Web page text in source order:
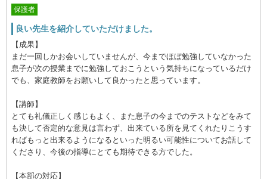
保護者
良い先生を紹介していただけました。
【成果】
まだ一回しかお会いしていませんが、今までほぼ勉強していなかった
息子が次の授業までに勉強しておこうという気持ちになっているだけ
でも、家庭教師をお願いして良かったと思っています。
【講師】
とても礼儀正しく感じもよく、また息子の今までのテストなどをみて
も決して否定的な意見は言わず、出来ている所を見てくれたりこうす
ればもっと出来るようになるといった明るい可能性についてお話して
くださり、今後の指導にとても期待できる方でした。
【本部の対応】